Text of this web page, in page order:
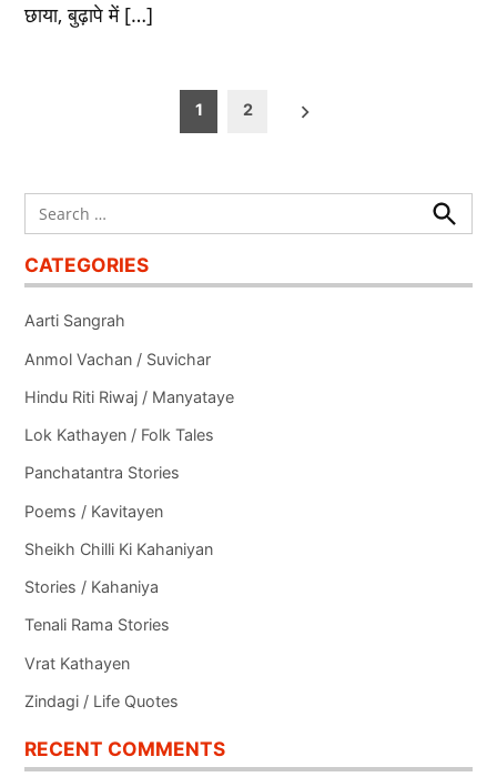
छाया, बुढ़ापे में […]
1 2
Search
for:
Search
CATEGORIES
Aarti Sangrah
Anmol Vachan / Suvichar
Hindu Riti Riwaj / Manyataye
Lok Kathayen / Folk Tales
Panchatantra Stories
Poems / Kavitayen
Sheikh Chilli Ki Kahaniyan
Stories / Kahaniya
Tenali Rama Stories
Vrat Kathayen
Zindagi / Life Quotes
RECENT COMMENTS